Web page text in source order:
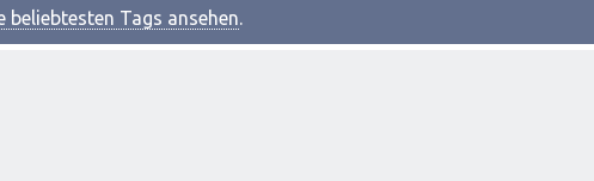
beliebtesten Tags ansehen.